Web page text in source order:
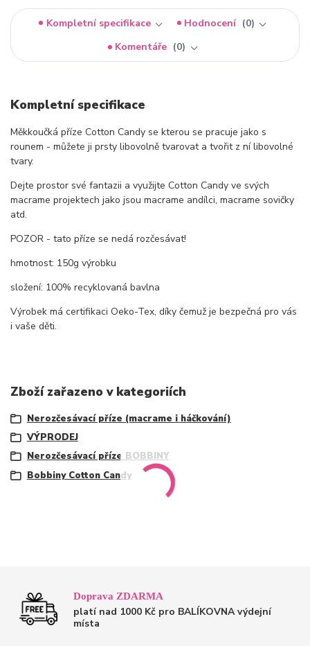
Kompletní specifikace Hodnocení
0
Komentáře
0
Kompletní specifikace
Měkkoučká příze Cotton Candy se kterou se pracuje jako s
rounem - můžete ji prsty libovolně tvarovat a tvořit z ní libovolné
tvary.
Dejte prostor své fantazii a využijte Cotton Candy ve svých
macrame projektech jako jsou macrame andílci, macrame sovičky
atd.
POZOR - tato příze se nedá rozčesávat!
hmotnost: 150g výrobku
složení: 100% recyklovaná bavlna
Výrobek má certifikaci Oeko-Tex, díky čemuž je bezpečná pro vás
i vaše děti.
Zboží zařazeno v kategoriích
Nerozčesávací příze (macrame i háčkování)
VÝPRODEJ
Nerozčesávací příze BOBBINY
Bobbiny Cotton Candy
Doprava ZDARMA
platí nad 1000 Kč pro BALÍKOVNA výdejní
místa